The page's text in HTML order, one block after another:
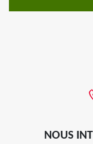
NOUS